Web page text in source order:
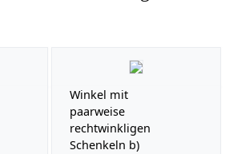
Winkel mit
paarweise
rechtwinkligen
Schenkeln b)